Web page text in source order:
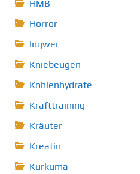
HMB
Horror
Ingwer
Kniebeugen
Kohlenhydrate
Krafttraining
Kräuter
Kreatin
Kurkuma